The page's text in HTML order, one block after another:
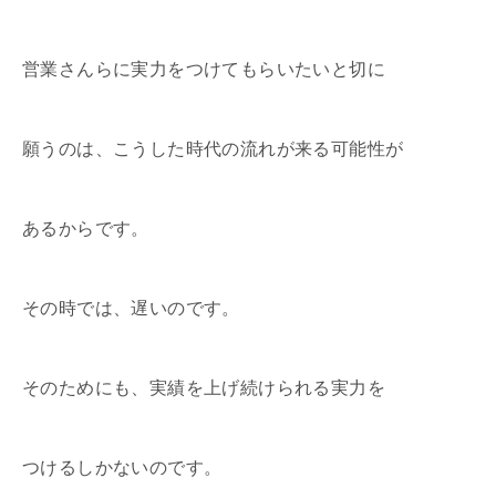
営業さんらに実力をつけてもらいたいと切に
願うのは、こうした時代の流れが来る可能性が
あるからです。
その時では、遅いのです。
そのためにも、実績を上げ続けられる実力を
つけるしかないのです。